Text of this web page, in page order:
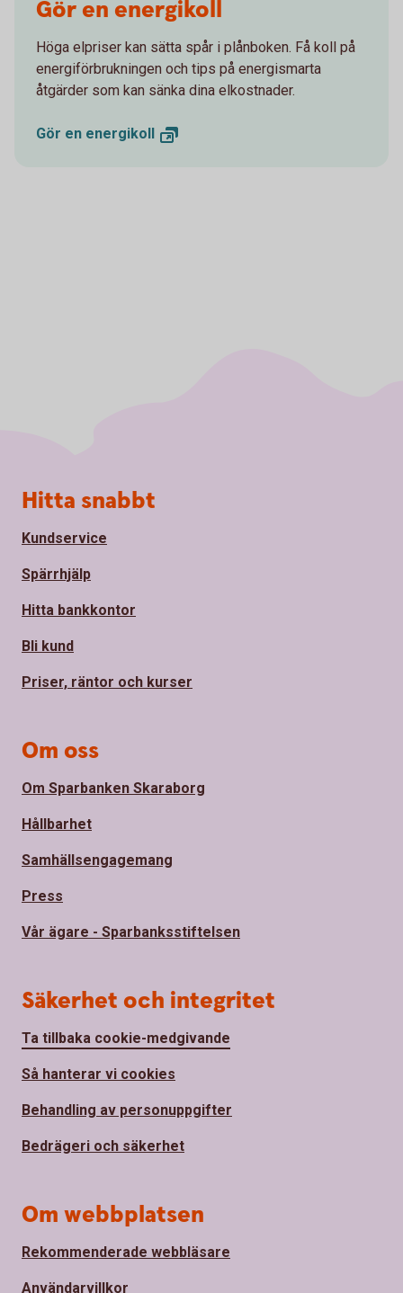
Gör en energikoll
Höga elpriser kan sätta spår i plånboken. Få koll på
energiförbrukningen och tips på energismarta
åtgärder som kan sänka dina elkostnader.
Gör en energikoll
Sidfot
Hitta snabbt
Kundservice
Spärrhjälp
Hitta bankkontor
Bli kund
Priser, räntor och kurser
Om oss
Om Sparbanken Skaraborg
Hållbarhet
Samhällsengagemang
Press
Vår ägare - Sparbanksstiftelsen
Säkerhet och integritet
Ta tillbaka cookie-medgivande
Så hanterar vi cookies
Behandling av personuppgifter
Bedrägeri och säkerhet
Om webbplatsen
Rekommenderade webbläsare
Användarvillkor